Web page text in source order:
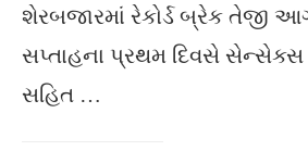
શેરબજારમાં રેકોર્ડ બ્રેક તેજી
સપ્તાહના પ્રથમ દિવસે
સહિત …